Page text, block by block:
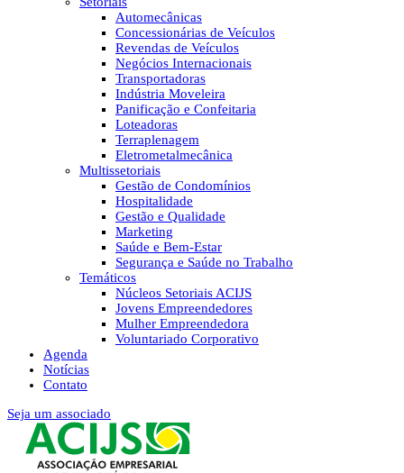
Automecânicas
Concessionárias de Veículos
Revendas de Veículos
Negócios Internacionais
Transportadoras
Indústria Moveleira
Panificação e Confeitaria
Loteadoras
Terraplenagem
Eletrometalmecânica
Multissetoriais
Gestão de Condomínios
Hospitalidade
Gestão e Qualidade
Marketing
Saúde e Bem-Estar
Segurança e Saúde no Trabalho
Temáticos
Núcleos Setoriais ACIJS
Jovens Empreendedores
Mulher Empreendedora
Voluntariado Corporativo
Agenda
Notícias
Contato
Seja um associado